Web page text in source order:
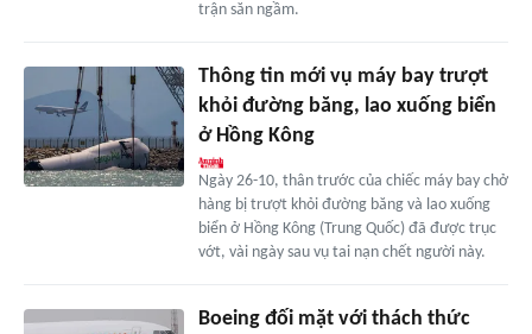
trận săn ngầm.
Thông tin mới vụ máy bay trượt
khỏi đường băng, lao xuống biển
ở Hồng Kông
Ngày 26-10, thân trước của chiếc máy bay chở
hàng bị trượt khỏi đường băng và lao xuống
biển ở Hồng Kông (Trung Quốc) đã được trục
vớt, vài ngày sau vụ tai nạn chết người này.
Boeing đối mặt với thách thức